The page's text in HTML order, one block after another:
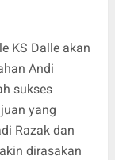
KS Dalle akan
Andi
sukses
yang
Razak dan
dirasakan